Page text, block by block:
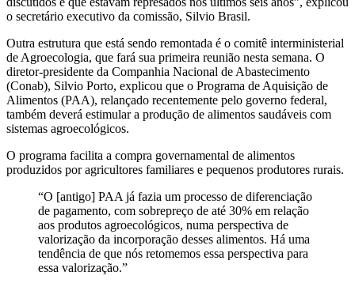
o secretário executivo da comissão, Silvio Brasil.
Outra estrutura que está sendo remontada é o comitê interministerial
de Agroecologia, que fará sua primeira reunião nesta semana. O
diretor-presidente da Companhia Nacional de Abastecimento
(Conab), Silvio Porto, explicou que o Programa de Aquisição de
Alimentos (PAA), relançado recentemente pelo governo federal,
também deverá estimular a produção de alimentos saudáveis com
sistemas agroecológicos.
O programa facilita a compra governamental de alimentos
produzidos por agricultores familiares e pequenos produtores rurais.
“O [antigo] PAA já fazia um processo de diferenciação
de pagamento, com sobrepreço de até 30% em relação
aos produtos agroecológicos, numa perspectiva de
valorização da incorporação desses alimentos. Há uma
tendência de que nós retomemos essa perspectiva para
essa valorização.”